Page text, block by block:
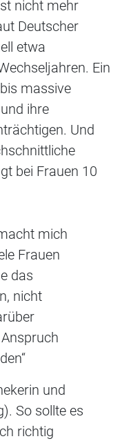
nicht mehr
Deutscher
etwa
Ein
massive
ihre
Und
bei Frauen 10
mich
Frauen
das
nicht
und
So sollte es
richtig